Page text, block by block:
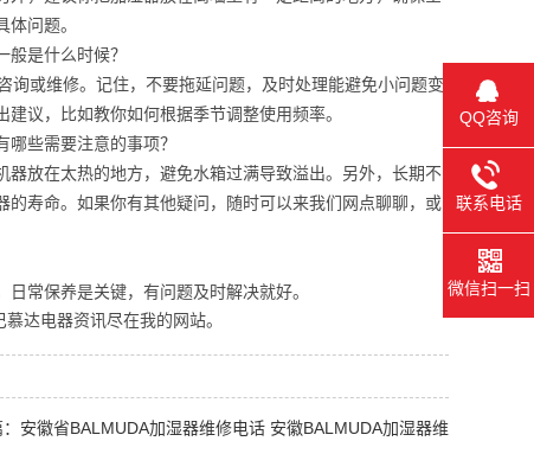
问题。
是什么时候？
或维修。记住，不要拖延问题，及时处理能避免小问题变
议，比如教你如何根据季节调整使用频率。
些需要注意的事项？
放在太热的地方，避免水箱过满导致溢出。另外，长期不
寿命。如果你有其他疑问，随时可以来我们网点聊聊，或
常保养是关键，有问题及时解决就好。
达电器资讯尽在我的网站。
安徽省BALMUDA加湿器维修电话 安徽BALMUDA加湿器维
QQ咨询
联系电话
微信扫一扫